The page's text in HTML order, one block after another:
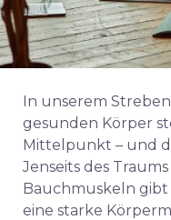
In unserem
gesunden Körper
Mittelpunkt – und
Jenseits des
Bauchmuskeln gibt
eine starke